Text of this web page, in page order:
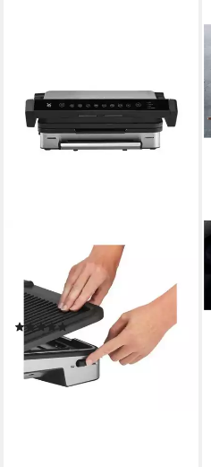
Kontaktgrill WMF Profi Plus
Kontaktgrill Perfection
37.5 x 15 x 39.5 cm
B/H/T
(1)
219,00 € UVP289,00 €
20,00 €mtl. in 12 Raten
-24%